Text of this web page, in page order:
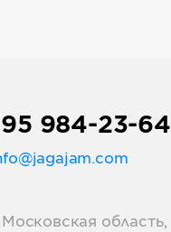
984-23-64
Московская область,